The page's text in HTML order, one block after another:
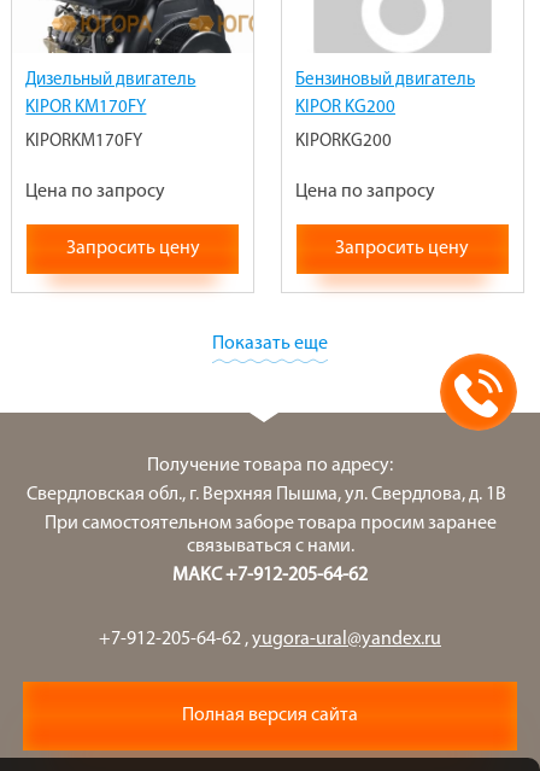
Дизельный двигатель
KIPOR KM170FY
KIPORKM170FY
Цена по запросу
Запросить цену
Бензиновый двигатель
KIPOR KG200
KIPORKG200
Цена по запросу
Запросить цену
Показать еще
Получение товара по адресу:
Свердловская обл., г. Верхняя Пышма, ул. Свердлова, д. 1В
При самостоятельном заборе товара просим заранее
связываться с нами.
МАКС +7-912-205-64-62
+7-912-205-64-62 ,yugora-ural@yandex.ru
Полная версия сайта